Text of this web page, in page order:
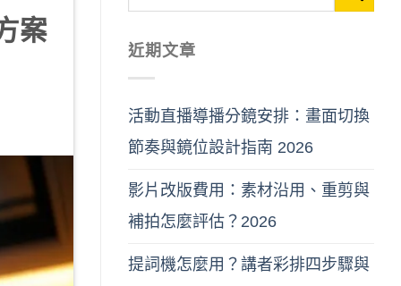
案
近期文章
活動直播導播分鏡安排：畫面切換
節奏與鏡位設計指南 2026
影片改版費用：素材沿用、重剪與
補拍怎麼評估？2026
提詞機怎麼用？講者彩排四步驟與